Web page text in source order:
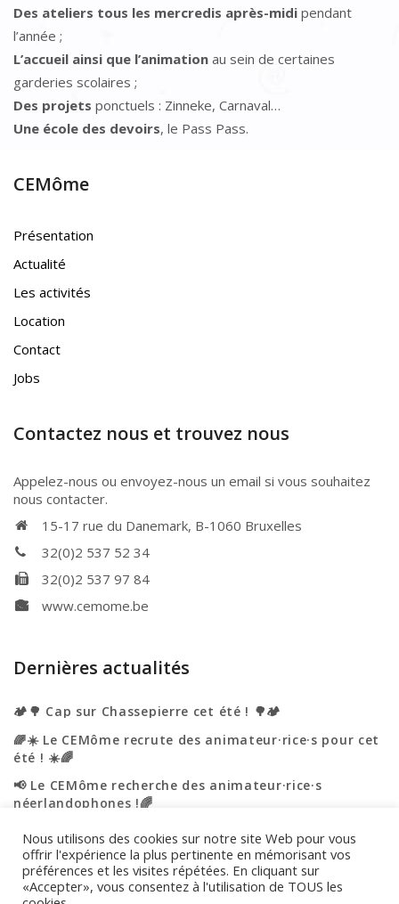
Des ateliers tous les mercredis après-midi pendant
l’année ;
L’accueil ainsi que l’animation au sein de certaines
garderies scolaires ;
Des projets ponctuels : Zinneke, Carnaval…
Une école des devoirs, le Pass Pass.
CEMôme
Présentation
Actualité
Les activités
Location
Contact
Jobs
Contactez nous et trouvez nous
Appelez-nous ou envoyez-nous un email si vous souhaitez
nous contacter.
15-17 rue du Danemark, B-1060 Bruxelles
32(0)2 537 52 34
32(0)2 537 97 84
www.cemome.be
Dernières actualités
🏕️🌳 Cap sur Chassepierre cet été ! 🌳🏕️
🌈☀️ Le CEMôme recrute des animateur·rice·s pour cet
été ! ☀️🌈
📢 Le CEMôme recherche des animateur·rice·s
néerlandophones !🌈
☀️🌈 L’été s’annonce haut en couleurs au CEMôme ! 🌈
☀️
🎉 Portes ouvertes – On vous accueille ! 🎉
Nous utilisons des cookies sur notre site Web pour vous
offrir l'expérience la plus pertinente en mémorisant vos
préférences et les visites répétées. En cliquant sur
«Accepter», vous consentez à l'utilisation de TOUS les